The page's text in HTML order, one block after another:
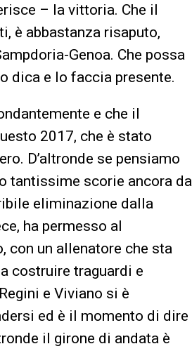
– la vittoria. Che il
è abbastanza risaputo,
Genoa. Che possa
dica e lo faccia presente.
e che il
2017, che è stato
D’altronde se pensiamo
tantissime scorie ancora da
eliminazione dalla
ha permesso al
con un allenatore che sta
costruire traguardi e
e Viviano si è
ed è il momento di dire
il girone di andata è